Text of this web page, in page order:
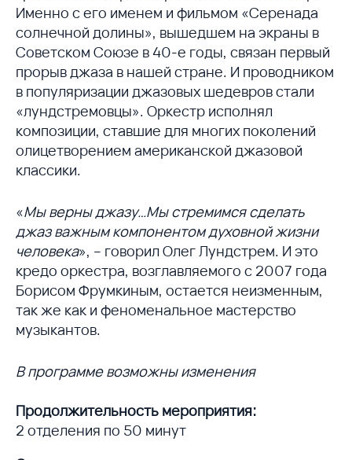
Именно с его именем и фильмом «Серенада
солнечной долины», вышедшем на экраны в
Советском Союзе в 40-е годы, связан первый
прорыв джаза в нашей стране. И проводником
в популяризации джазовых шедевров стали
«лундстремовцы». Оркестр исполнял
композиции, ставшие для многих поколений
олицетворением американской джазовой
классики.
«Мы верны джазу…Мы стремимся сделать
джаз важным компонентом духовной жизни
человека», – говорил Олег Лундстрем. И это
кредо оркестра, возглавляемого с 2007 года
Борисом Фрумкиным, остается неизменным,
так же как и феноменальное мастерство
музыкантов.
В программе возможны изменения
Продолжительность мероприятия:
2 отделения по 50 минут